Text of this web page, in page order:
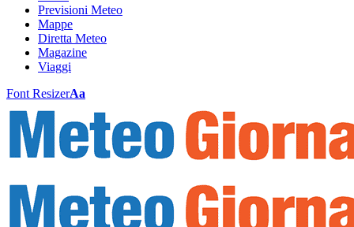
Previsioni Meteo
Mappe
Diretta Meteo
Magazine
Viaggi
Font ResizerAa